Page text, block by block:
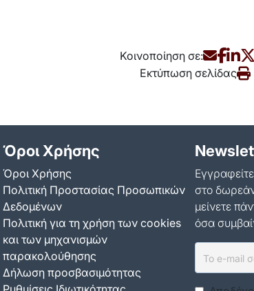
Κοινοποίηση σε:
Εκτύπωση σελίδας
Όροι Χρήσης
Όροι Χρήσης
Πολιτική Προστασίας Προσωπικών
Δεδομένων
Πολιτική για τη χρήση των cookies
και των μηχανισμών
παρακολούθησης
Δήλωση προσβασιμότητας
στο
μείνετε
όσα